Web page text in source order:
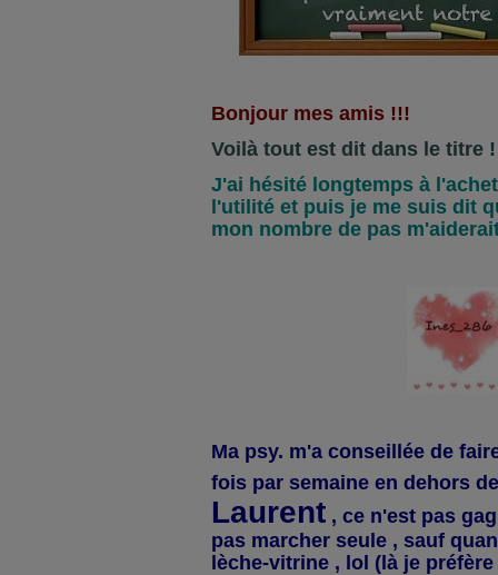
Bonjour mes amis !!!
Voilà tout est dit dans le titre !
J'ai hésité longtemps à
l'utilité et puis je me suis dit
mon nombre de pas
Ma psy. m'a conseillée de
fois par semaine en dehors
Laurent , ce n'est pas
pas marcher seule , sauf
lèche-vitrine , lol (là je